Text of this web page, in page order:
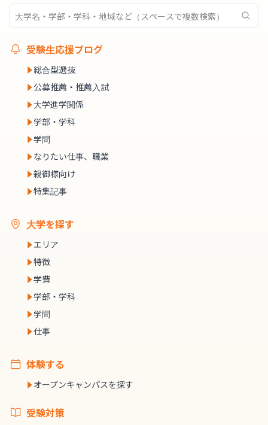
受験生応援ブログ
総合型選抜
公募推薦・推薦入試
大学進学関係
学部・学科
学問
なりたい仕事、職業
親御様向け
特集記事
大学を探す
エリア
特徴
学費
学部・学科
学問
仕事
体験する
オープンキャンパスを探す
受験対策